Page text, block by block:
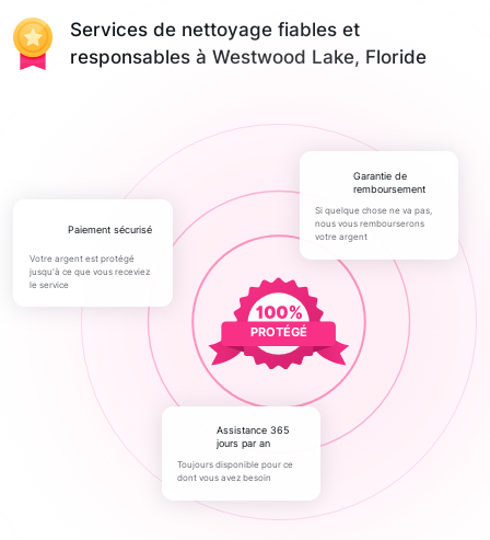
Services de nettoyage fiables et
responsables à Westwood Lake, Floride
PROTÉGÉ
paiement sécurisé
Votre argent est protégé
jusqu'à ce que vous receviez
le service
Garantie de
remboursement
Si quelque chose ne va pas,
nous vous rembourserons
votre argent
Assistance 365
jours par an
Toujours disponible pour ce
dont vous avez besoin